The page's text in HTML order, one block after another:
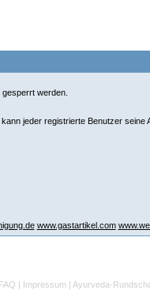
werden.
jeder registrierte Benutzer seine
www.gastartikel.com
FAQ | Impressum | Ayurveda-